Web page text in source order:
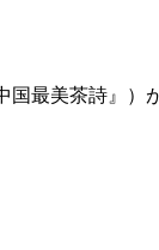
最美茶詩』）